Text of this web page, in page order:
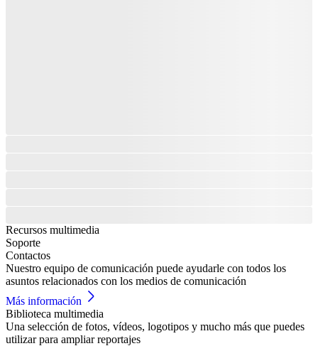
Recursos multimedia
Soporte
Contactos
Nuestro equipo de comunicación puede ayudarle con todos los
asuntos relacionados con los medios de comunicación
Más información
Biblioteca multimedia
Una selección de fotos, vídeos, logotipos y mucho más que puedes
utilizar para ampliar reportajes